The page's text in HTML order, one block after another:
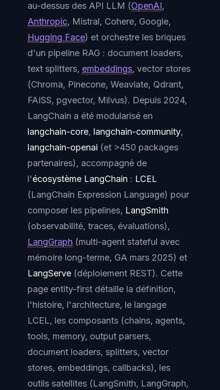
au-dessus des API LLM (OpenAI,
Anthropic, Mistral, Cohere, Google,
Hugging Face) et orchestre les briques
d'un pipeline RAG : document loaders,
text splitters, embeddings, vector stores
(Chroma, Pinecone, Weaviate, Qdrant,
FAISS, pgvector, Milvus). Depuis 2024,
LangChain a été modularisé en
langchain-core, langchain-community,
langchain-openai (et >450 packages
partenaires), accompagné de
l'écosystème LangChain : LCEL
(LangChain Expression Language) pour
composer les pipelines, LangSmith
(observabilité, traces, évaluations),
LangGraph (multi-agent stateful avec
mémoire long-terme, GA mars 2025) et
LangServe (déploiement REST). Cette
page entity-first détaille la définition,
l'histoire, l'architecture, le langage
LCEL, les composants (chains, agents,
tools, memory, output parsers,
document loaders, splitters, vector
stores, embeddings, callbacks), les
outils satellites (LangSmith, LangGraph,